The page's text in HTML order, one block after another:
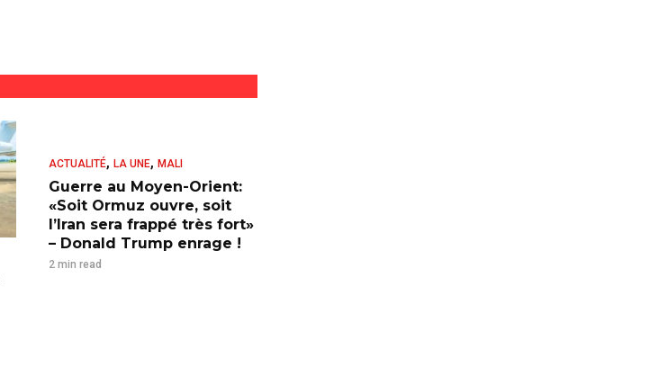
ACTUALITÉ, LA UNE, MALI
Guerre au Moyen-Orient:
«Soit Ormuz ouvre, soit
l’Iran sera frappé très fort»
– Donald Trump enrage !
2 min read